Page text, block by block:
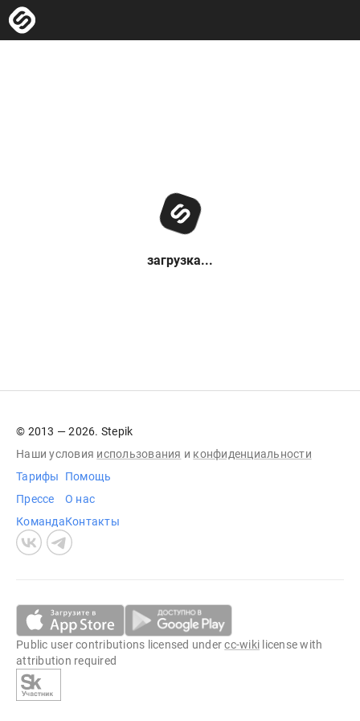
загрузка...
© 2013 — 2026. Stepik
Наши условия использования и конфиденциальности
Тарифы
Прессе
Команда
Помощь
О нас
Контакты
Public user contributions licensed undercc-wiki license with
attribution required